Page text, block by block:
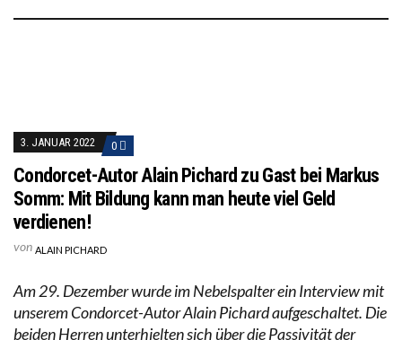
3. JANUAR 2022 0
Condorcet-Autor Alain Pichard zu Gast bei Markus
Somm: Mit Bildung kann man heute viel Geld
verdienen!
von ALAIN PICHARD
Am 29. Dezember wurde im Nebelspalter ein Interview mit
unserem Condorcet-Autor Alain Pichard aufgeschaltet. Die
beiden Herren unterhielten sich über die Passivität der